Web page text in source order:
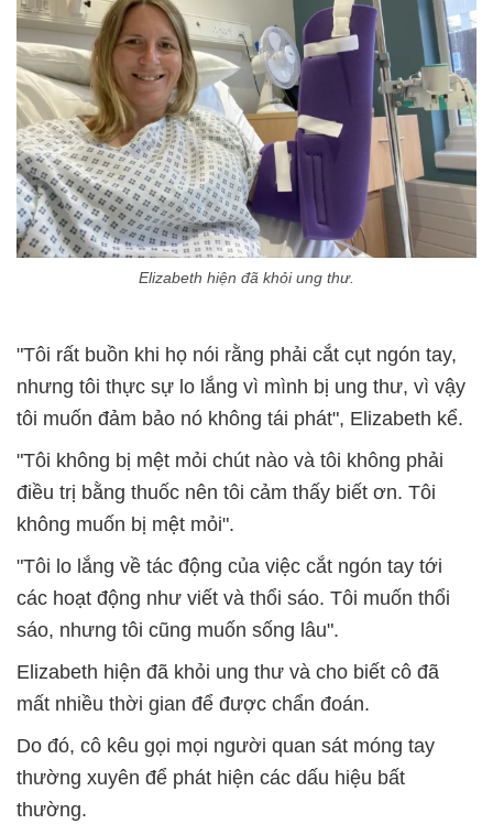
Elizabeth hiện đã khỏi ung thư.
"Tôi rất buồn khi họ nói rằng phải cắt cụt ngón tay,
nhưng tôi thực sự lo lắng vì mình bị ung thư, vì vậy
tôi muốn đảm bảo nó không tái phát", Elizabeth kể.
"Tôi không bị mệt mỏi chút nào và tôi không phải
điều trị bằng thuốc nên tôi cảm thấy biết ơn. Tôi
không muốn bị mệt mỏi".
"Tôi lo lắng về tác động của việc cắt ngón tay tới
các hoạt động như viết và thổi sáo. Tôi muốn thổi
sáo, nhưng tôi cũng muốn sống lâu".
Elizabeth hiện đã khỏi ung thư và cho biết cô đã
mất nhiều thời gian để được chẩn đoán.
Do đó, cô kêu gọi mọi người quan sát móng tay
thường xuyên để phát hiện các dấu hiệu bất
thường.